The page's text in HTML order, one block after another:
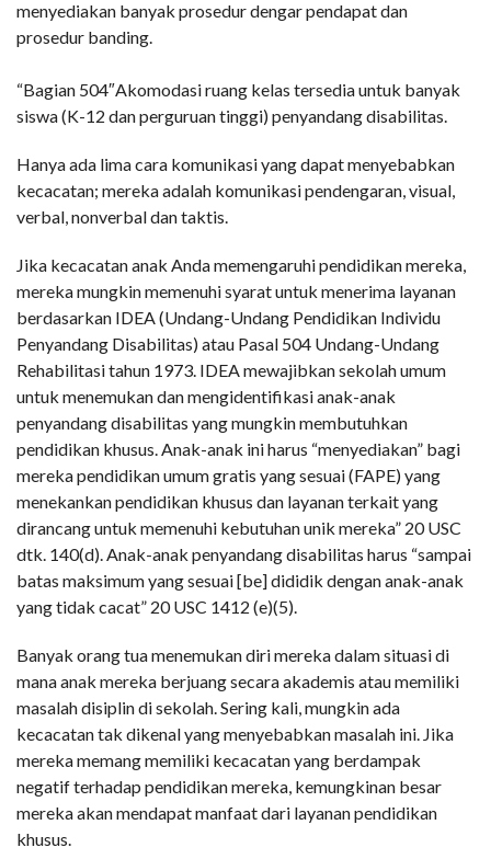
menyediakan banyak prosedur dengar pendapat dan
prosedur banding.
“Bagian 504″Akomodasi ruang kelas tersedia untuk banyak
siswa (K-12 dan perguruan tinggi) penyandang disabilitas.
Hanya ada lima cara komunikasi yang dapat menyebabkan
kecacatan; mereka adalah komunikasi pendengaran, visual,
verbal, nonverbal dan taktis.
Jika kecacatan anak Anda memengaruhi pendidikan mereka,
mereka mungkin memenuhi syarat untuk menerima layanan
berdasarkan IDEA (Undang-Undang Pendidikan Individu
Penyandang Disabilitas) atau Pasal 504 Undang-Undang
Rehabilitasi tahun 1973. IDEA mewajibkan sekolah umum
untuk menemukan dan mengidentifikasi anak-anak
penyandang disabilitas yang mungkin membutuhkan
pendidikan khusus. Anak-anak ini harus “menyediakan” bagi
mereka pendidikan umum gratis yang sesuai (FAPE) yang
menekankan pendidikan khusus dan layanan terkait yang
dirancang untuk memenuhi kebutuhan unik mereka” 20 USC
dtk. 140(d). Anak-anak penyandang disabilitas harus “sampai
batas maksimum yang sesuai [be] dididik dengan anak-anak
yang tidak cacat” 20 USC 1412 (e)(5).
Banyak orang tua menemukan diri mereka dalam situasi di
mana anak mereka berjuang secara akademis atau memiliki
masalah disiplin di sekolah. Sering kali, mungkin ada
kecacatan tak dikenal yang menyebabkan masalah ini. Jika
mereka memang memiliki kecacatan yang berdampak
negatif terhadap pendidikan mereka, kemungkinan besar
mereka akan mendapat manfaat dari layanan pendidikan
khusus.